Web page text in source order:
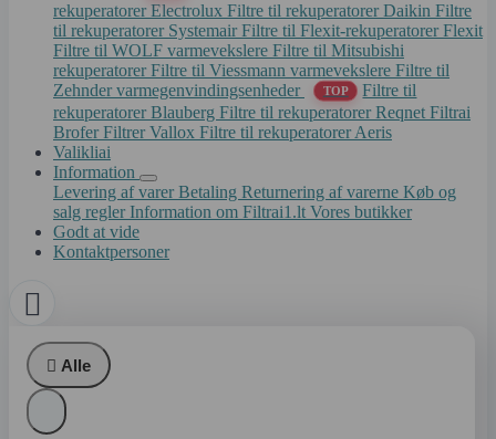
rekuperatorer Electrolux Filtre til rekuperatorer Daikin Filtre
til rekuperatorer Systemair Filtre til Flexit-rekuperatorer Flexit
Filtre til WOLF varmevekslere Filtre til Mitsubishi
rekuperatorer Filtre til Viessmann varmevekslere Filtre til
Zehnder varmegenvindingsenheder
TOP
Filtre til
rekuperatorer Blauberg Filtre til rekuperatorer Reqnet Filtrai
Brofer Filtrer Vallox Filtre til rekuperatorer Aeris
Valikliai
Information
Levering af varer Betaling Returnering af varerne Køb og
salg regler Information om Filtrai1.lt Vores butikker
Godt at vide
Kontaktpersoner

 Alle